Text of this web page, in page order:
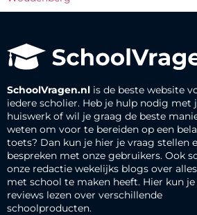
SchoolVragen.nl is de beste website
iedere scholier. Heb je hulp nodig met
huiswerk of wil je graag de beste
weten om voor te bereiden op een
toets? Dan kun je hier je vraag stellen
bespreken met onze gebruikers. Ook
onze redactie wekelijks blogs over
met school te maken heeft. Hier kun
reviews lezen over verschillende
schoolproducten.